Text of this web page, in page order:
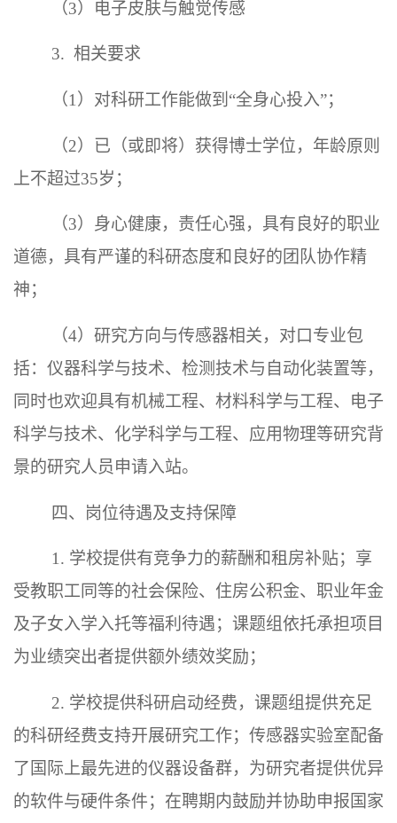
（3）电子皮肤与触觉传感
3. 相关要求
（1）对科研工作能做到“全身心投入”；
（2）已（或即将）获得博士学位，年龄原则
上不超过35岁；
（3）身心健康，责任心强，具有良好的职业
道德，具有严谨的科研态度和良好的团队协作精
神；
（4）研究方向与传感器相关，对口专业包
括：仪器科学与技术、检测技术与自动化装置等，
同时也欢迎具有机械工程、材料科学与工程、电子
科学与技术、化学科学与工程、应用物理等研究背
景的研究人员申请入站。
四、岗位待遇及支持保障
1. 学校提供有竞争力的薪酬和租房补贴；享
受教职工同等的社会保险、住房公积金、职业年金
及子女入学入托等福利待遇；课题组依托承担项目
为业绩突出者提供额外绩效奖励；
2. 学校提供科研启动经费，课题组提供充足
的科研经费支持开展研究工作；传感器实验室配备
了国际上最先进的仪器设备群，为研究者提供优异
的软件与硬件条件；在聘期内鼓励并协助申报国家